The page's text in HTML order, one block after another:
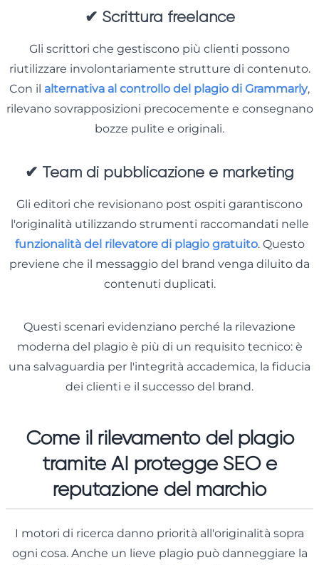
✔ Scrittura freelance
Gli scrittori che gestiscono più clienti possono
riutilizzare involontariamente strutture di contenuto.
Con il alternativa al controllo del plagio di Grammarly,
rilevano sovrapposizioni precocemente e consegnano
bozze pulite e originali.
✔ Team di pubblicazione e marketing
Gli editori che revisionano post ospiti garantiscono
l'originalità utilizzando strumenti raccomandati nelle
funzionalità del rilevatore di plagio gratuito. Questo
previene che il messaggio del brand venga diluito da
contenuti duplicati.
Questi scenari evidenziano perché la rilevazione
moderna del plagio è più di un requisito tecnico: è
una salvaguardia per l'integrità accademica, la fiducia
dei clienti e il successo del brand.
Come il rilevamento del plagio
tramite AI protegge SEO e
reputazione del marchio
I motori di ricerca danno priorità all'originalità sopra
ogni cosa. Anche un lieve plagio può danneggiare la